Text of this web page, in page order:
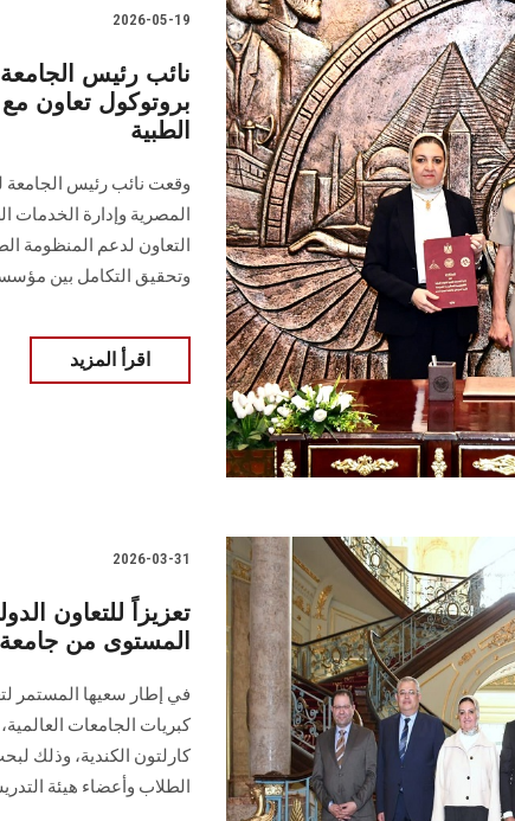
2026-05-19
نائب رئيس
بروتوكول تعاون مع
الطبية
وقعت نائب رئيس الجامعة
المصرية وإدارة الخدمات
التعاون لدعم المنظومة
وتحقيق التكامل بين
اقرأ المزيد
2026-03-31
تعزيزاً للتعاون
المستوى من جامعة
في إطار سعيها المستمر
كبريات الجامعات
كارلتون الكندية، وذلك
الطلاب وأعضاء هيئة